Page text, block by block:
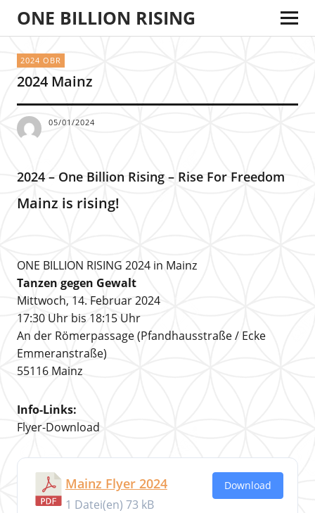
ONE BILLION RISING
2024 OBR
2024 Mainz
05/01/2024
2024 – One Billion Rising – Rise For Freedom
Mainz is rising!
ONE BILLION RISING 2024 in Mainz
Tanzen gegen Gewalt
Mittwoch, 14. Februar 2024
17:30 Uhr bis 18:15 Uhr
An der Römerpassage (Pfandhausstraße / Ecke
Emmeranstraße)
55116 Mainz
Info-Links:
Flyer-Download
Mainz Flyer 2024
1 Datei(en) 73 kB
Download